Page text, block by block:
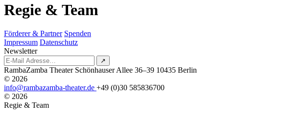
Regie & Team
Förderer & Partner Spenden
Impressum Datenschutz
Newsletter
↗
RambaZamba Theater Schönhauser Allee 36–39 10435 Berlin
© 2026
info@rambazamba-theater.de +49 (0)30 585836700
© 2026
Regie & Team